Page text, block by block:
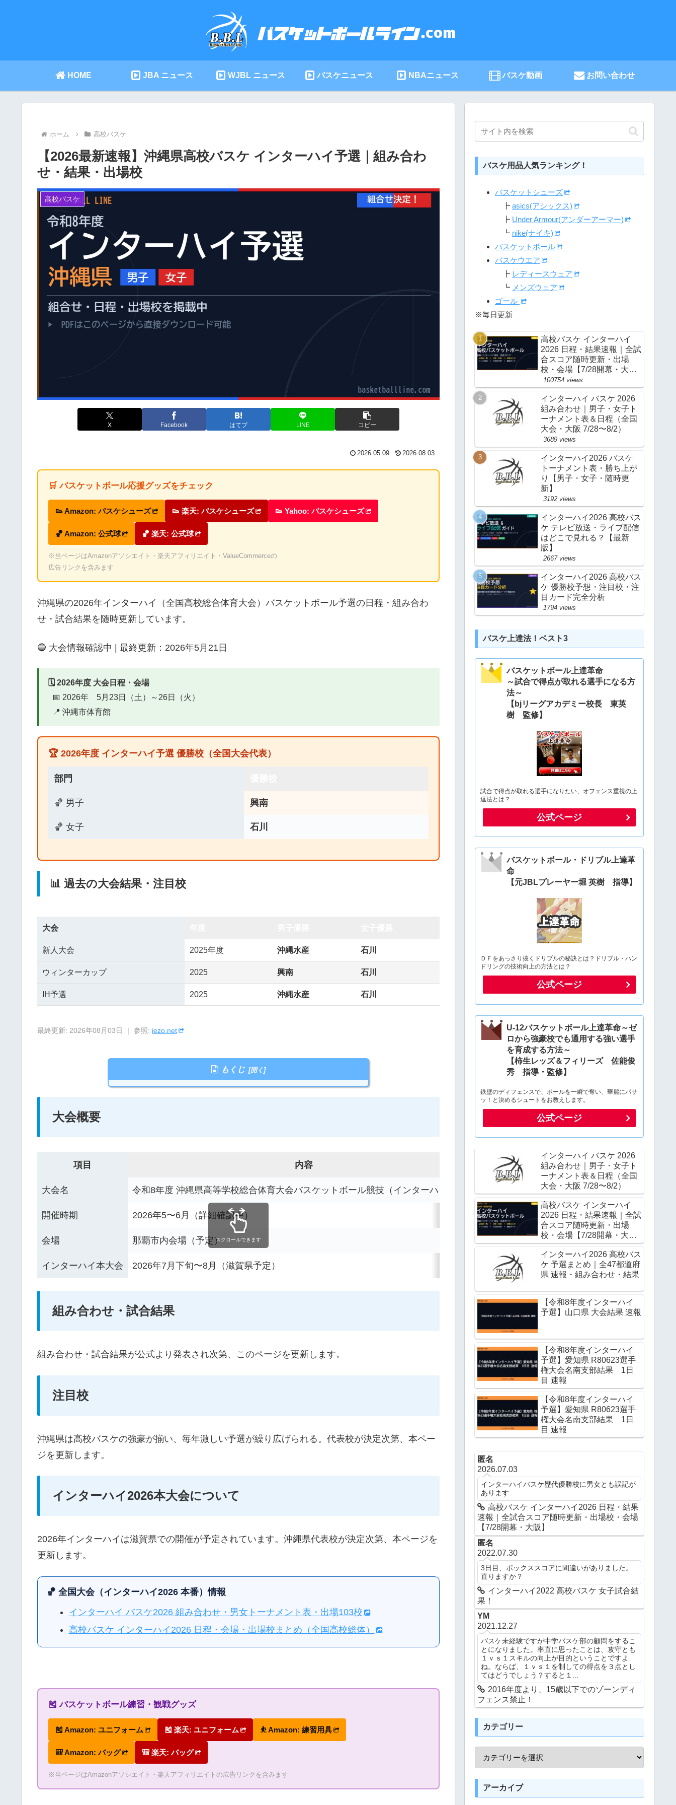
HOME JBA ニュース WJBL ニュース バスケニュース NBAニュース バスケ動画 お問い合わせ
ホーム 高校バスケ
【2026最新速報】沖縄県高校バスケ インターハイ予選｜組み合わ
せ・結果・出場校
高校バスケ
X Facebook はてブ LINE コピー
2026.05.09 2026.08.03
🛒 バスケットボール応援グッズをチェック
👟 Amazon: バスケシューズ 👟 楽天: バスケシューズ 👟 Yahoo: バスケシューズ
🏀 Amazon: 公式球 🏀 楽天: 公式球
※当ページはAmazonアソシエイト・楽天アフィリエイト・ValueCommerceの
広告リンクを含みます
沖縄県の2026年インターハイ（全国高校総合体育大会）バスケットボール予選の日程・組み合わ
せ・試合結果を随時更新しています。
🔵 大会情報確認中 | 最終更新：2026年5月21日
🗓️ 2026年度 大会日程・会場
📅 2026年 5月23日（土）～26日（火）
📍 沖縄市体育館
🏆 2026年度 インターハイ予選 優勝校（全国大会代表）
部門
🏀 男子 興南
🏀 女子 石川
📊 過去の大会結果・注目校
大会
新人大会 2025年度 沖縄水産 石川
ウィンターカップ 2025 興南 石川
IH予選 2025 沖縄水産 石川
最終更新: 2026年08月03日 ｜ 参照: iezo.net
もくじ
大会概要
項目 内容
大会名 令和8年度 沖縄県高等学校総合体育大会バスケットボール競技（インターハイ予選）
開催時期 2026年5〜6月（詳細確認中）
会場 那覇市内会場（予定）
インターハイ本大会 2026年7月下旬〜8月（滋賀県予定）
スクロールできます
組み合わせ・試合結果
組み合わせ・試合結果が公式より発表され次第、このページを更新します。
注目校
沖縄県は高校バスケの強豪が揃い、毎年激しい予選が繰り広げられる。代表校が決定次第、本ペー
ジを更新します。
インターハイ2026本大会について
2026年インターハイは滋賀県での開催が予定されています。沖縄県代表校が決定次第、本ページを
更新します。
🏀 全国大会（インターハイ2026 本番）情報
インターハイ バスケ2026 組み合わせ・男女トーナメント表・出場103校
高校バスケ インターハイ2026 日程・会場・出場校まとめ（全国高校総体）
🎽 バスケットボール練習・観戦グッズ
🎽 Amazon: ユニフォーム 🎽 楽天: ユニフォーム ⛹ Amazon: 練習用具
🎒 Amazon: バッグ 🎒 楽天: バッグ
※当ページはAmazonアソシエイト・楽天アフィリエイトの広告リンクを含みます
バスケ用品人気ランキング！
バスケットシューズ
┣ asics(アシックス)
┣ Under Armour(アンダーアーマー)
┗ nike(ナイキ)
バスケットボール
バスケウエア
┣ レディースウェア
┗ メンズウェア
ゴール
※毎日更新
高校バスケ インターハイ
2026 日程・結果速報｜全試
合スコア随時更新・出場
校・会場【7/28開幕・大
阪】
100754 views
インターハイ バスケ 2026
組み合わせ｜男子・女子ト
ーナメント表＆日程（全国
大会・大阪 7/28〜8/2）
3689 views
インターハイ2026 バスケ
トーナメント表・勝ち上が
り【男子・女子・随時更
新】
3192 views
インターハイ2026 高校バス
ケ テレビ放送・ライブ配信
はどこで見れる？【最新
版】
2667 views
インターハイ2026 高校バス
ケ 優勝校予想・注目校・注
目カード完全分析
1794 views
バスケ上達法！ベスト3
バスケットボール上達革命
～試合で得点が取れる選手になる方
法～
【bjリーグアカデミー校長 東英
樹 監修】
試合で得点が取れる選手になりたい、オフェンス重視の上
達法とは？
公式ページ
バスケットボール・ドリブル上達革
命
【元JBLプレーヤー堀 英樹 指導】
ＤＦをあっさり抜くドリブルの秘訣とは？ドリブル・ハン
ドリングの技術向上の方法とは？
公式ページ
U-12バスケットボール上達革命～ゼ
ロから強豪校でも通用する強い選手
を育成する方法～
【柿生レッズ＆フィリーズ 佐能俊
秀 指導・監修】
鉄壁のディフェンスで、ボールを一瞬で奪い、華麗にパサ
ッ！と決めるシュートをお教えします。
公式ページ
インターハイ バスケ 2026
組み合わせ｜男子・女子ト
ーナメント表＆日程（全国
大会・大阪 7/28〜8/2）
高校バスケ インターハイ
2026 日程・結果速報｜全試
合スコア随時更新・出場
校・会場【7/28開幕・大
阪】
インターハイ2026 高校バス
ケ 予選まとめ｜全47都道府
県 速報・組み合わせ・結果
【令和8年度インターハイ
予選】山口県 大会結果 速報
【令和8年度インターハイ
予選】愛知県 R80623選手
権大会名南支部結果 1日
目 速報
【令和8年度インターハイ
予選】愛知県 R80623選手
権大会名南支部結果 1日
目 速報
匿名
2026.07.03
インターハイバスケ歴代優勝校に男女とも誤記が
あります
高校バスケ インターハイ2026 日程・結果
速報｜全試合スコア随時更新・出場校・会場
【7/28開幕・大阪】
匿名
2022.07.30
3日目、ボックススコアに間違いがありました。
直りますか？
インターハイ2022 高校バスケ 女子試合結
果！
YM
2021.12.27
バスケ未経験ですが中学バスケ部の顧問をするこ
とになりました。率直に思ったことは、攻守とも
１ｖｓ１スキルの向上が目的ということですよ
ね。ならば、１ｖｓ１を制しての得点を３点とし
てはどうでしょう？すると１...
2016年度より、15歳以下でのゾーンディ
フェンス禁止！
カテゴリー
アーカイブ